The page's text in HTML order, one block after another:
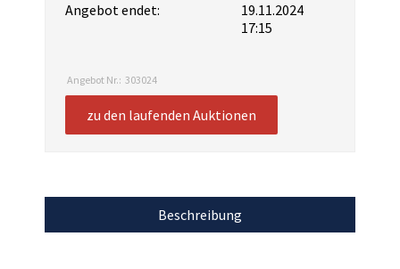
Angebot endet:
19.11.2024
17:15
Angebot Nr.: 303024
zu den laufenden Auktionen
Beschreibung